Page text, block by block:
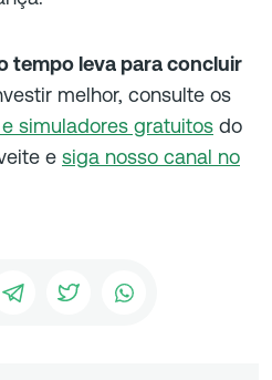
tempo leva para concluir
melhor, consulte os
simuladores gratuitos do
e siga nosso canal no